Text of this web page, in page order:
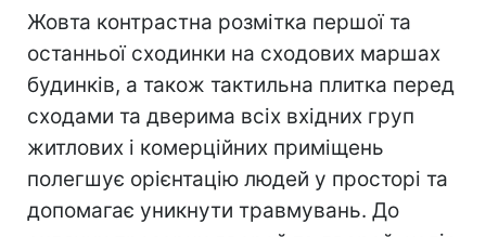
Жовта контрастна розмітка першої та
останньої сходинки на сходових маршах
будинків, а також тактильна плитка перед
сходами та дверима всіх вхідних груп
житлових і комерційних приміщень
полегшує орієнтацію людей у просторі та
допомагає уникнути травмувань. До